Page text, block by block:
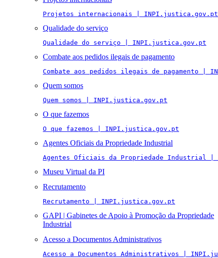
Projetos internacionais | INPI.justica.gov.pt
Qualidade do serviço
Qualidade do serviço | INPI.justica.gov.pt
Combate aos pedidos ilegais de pagamento
Combate aos pedidos ilegais de pagamento |
Quem somos
Quem somos | INPI.justica.gov.pt
O que fazemos
O que fazemos | INPI.justica.gov.pt
Agentes Oficiais da Propriedade Industrial
Agentes Oficiais da Propriedade Industrial
Museu Virtual da PI
Recrutamento
Recrutamento | INPI.justica.gov.pt
GAPI | Gabinetes de Apoio à Promoção da Propriedade
Industrial
Acesso a Documentos Administrativos
Acesso a Documentos Administrativos |